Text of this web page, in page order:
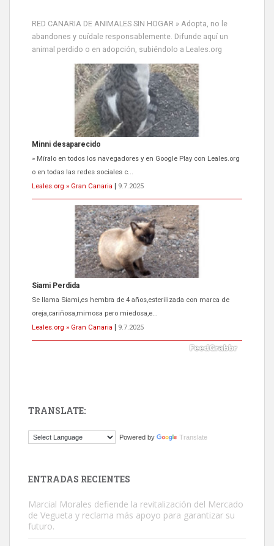
RED CANARIA DE ANIMALES SIN HOGAR » Adopta, no le
abandones y cuídale responsablemente. Difunde aquí un
animal perdido o en adopción, subiéndolo a Leales.org
Minni desaparecido
» Míralo en todos los navegadores y en Google Play con Leales.org
o en todas las redes sociales c...
Leales.org » Gran Canaria
9.7.2025
Siami Perdida
Se llama Siami,es hembra de 4 años,esterilizada con marca de
oreja,cariñosa,mimosa pero miedosa,e...
Leales.org » Gran Canaria
9.7.2025
El ayuntamiento se va a llevar a Los Gatos callejeros de la zona los
TRANSLATE:
Powered by Translate
ENTRADAS RECIENTES
Marcial Morales defiende la revitalización del Mercado
de Vegueta y reclama más apoyo para garantizar su
futuro.